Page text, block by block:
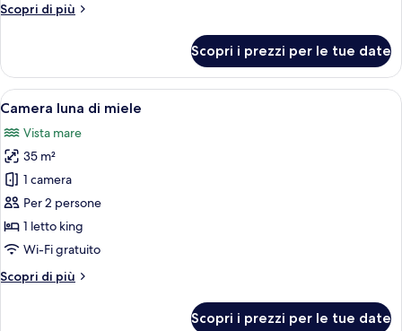
Scopri di più
Altri
Suite,
Hot
Tub
Scopri i prezzi per le tue date
Apri
tutte
le
foto
per
Camera
luna
di
Una vista aerea di una zona piscina
11
Camera luna di miele
Vista mare
35 m²
1 camera
Per 2 persone
1 letto king
Wi-Fi gratuito
Scopri di più
Altri
Scopri i prezzi per le tue date